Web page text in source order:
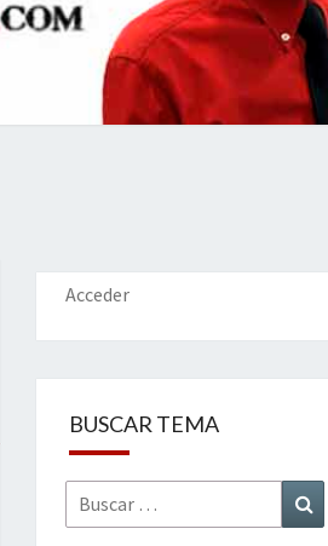
Y
Acceder
BUSCAR TEMA
Buscar
por: